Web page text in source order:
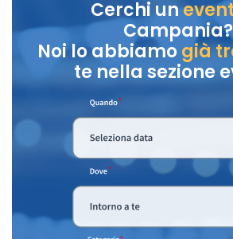
Cerchi un
Campania?
Noi lo abbiamo già
te nella sezione